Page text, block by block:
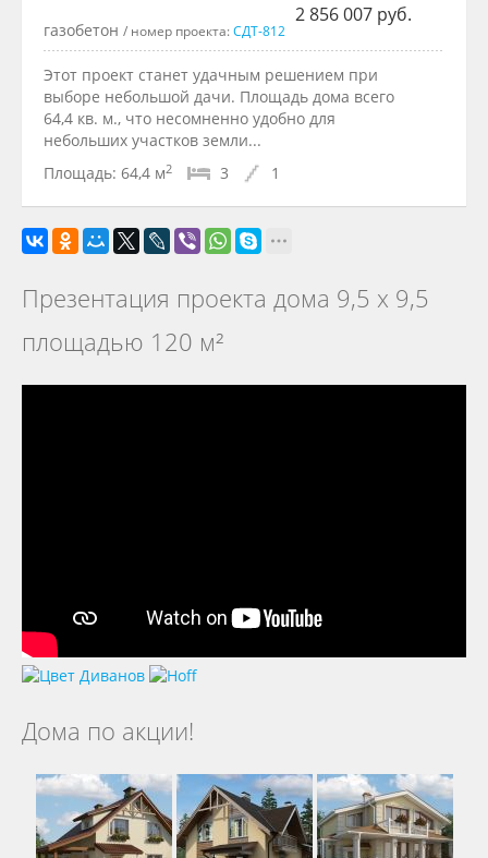
2 856 007 руб.
газобетон / номер проекта:СДТ-812
Этот проект станет удачным решением при
выборе небольшой дачи. Площадь дома всего
64,4 кв. м., что несомненно удобно для
небольших участков земли...
Площадь: 64,4 м2 3 1
Презентация проекта дома 9,5 х 9,5
площадью 120 м²
Дома по акции!